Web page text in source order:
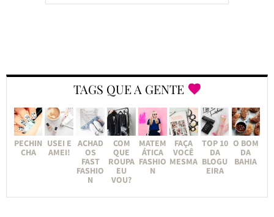
TAGS QUE A GENTE
PECHIN
CHA
USEI E
AMEI!
ACHAD
OS
FAST
FASHIO
N
COM
QUE
ROUPA
EU
VOU?
MATEM
ÁTICA
FASHIO
N
FAÇA
VOCÊ
MESMA
TOP 10
DA
BLOGU
EIRA
O BOM
DA
BAHIA